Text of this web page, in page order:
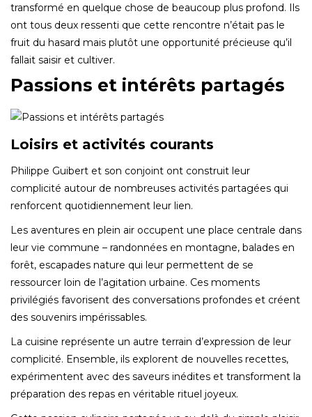
transformé en quelque chose de beaucoup plus profond. Ils
ont tous deux ressenti que cette rencontre n’était pas le
fruit du hasard mais plutôt une opportunité précieuse qu’il
fallait saisir et cultiver.
Passions et intérêts partagés
Loisirs et activités courants
Philippe Guibert et son conjoint ont construit leur
complicité autour de nombreuses activités partagées qui
renforcent quotidiennement leur lien.
Les aventures en plein air occupent une place centrale dans
leur vie commune – randonnées en montagne, balades en
forêt, escapades nature qui leur permettent de se
ressourcer loin de l’agitation urbaine. Ces moments
privilégiés favorisent des conversations profondes et créent
des souvenirs impérissables.
La cuisine représente un autre terrain d’expression de leur
complicité. Ensemble, ils explorent de nouvelles recettes,
expérimentent avec des saveurs inédites et transforment la
préparation des repas en véritable rituel joyeux.